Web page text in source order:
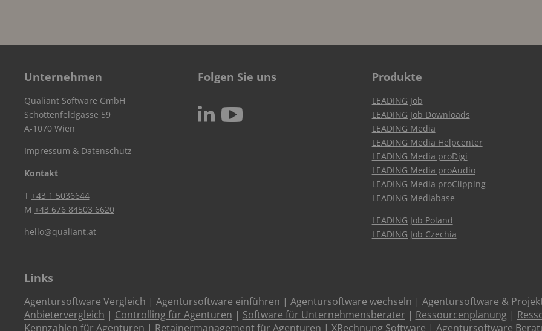
Unternehmen
Qualiant Software GmbH
Schottenfeldgasse 59
A-1070 Wien
Impressum & Datenschutz
Kontakt
T +43 1 5036644
M +43 676 84503 6620
hello@qualiant.at
Folgen Sie uns
N c
Produkte
LEADING Job
LEADING Job Downloads
LEADING Media
LEADING Media Helpcenter
LEADING Media proDigi
LEADING Media proAudio
LEADING Media proClipping
LEADING Mediabase
LEADING Job Poland
LEADING Job Czechia
Links
Agentursoftware Vergleich | Agentursoftware einführen | Agentursoftware wechseln | Agentursoftware &
Anbietervergleich | Controlling für Agenturen | Software für Unternehmensberater | Ressourcenplanung|
Kennzahlen für Agenturen | Retainermanagement für Agenturen | XRechnung Software | Agentursoftware